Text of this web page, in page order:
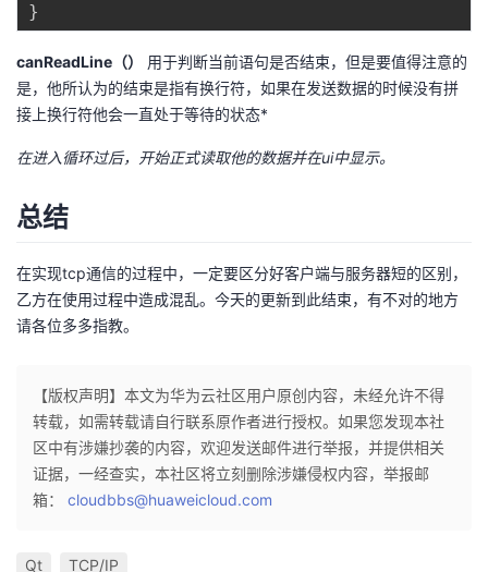
证
实
验
的
收
藏
持
建
}
canReadLine（）
用于判断当前语句是否结束，但是要值得注意的
是，他所认为的结束是指有换行符，如果在发送数据的时候没有拼
接上换行符他会一直处于等待的状态*
在进入循环过后，开始正式读取他的数据并在ui中显示。
总结
在实现tcp通信的过程中，一定要区分好客户端与服务器短的区别，
乙方在使用过程中造成混乱。今天的更新到此结束，有不对的地方
请各位多多指教。
【版权声明】本文为华为云社区用户原创内容，未经允许不得
转载，如需转载请自行联系原作者进行授权。如果您发现本社
区中有涉嫌抄袭的内容，欢迎发送邮件进行举报，并提供相关
证据，一经查实，本社区将立刻删除涉嫌侵权内容，举报邮
箱： cloudbbs@huaweicloud.com
Qt TCP/IP